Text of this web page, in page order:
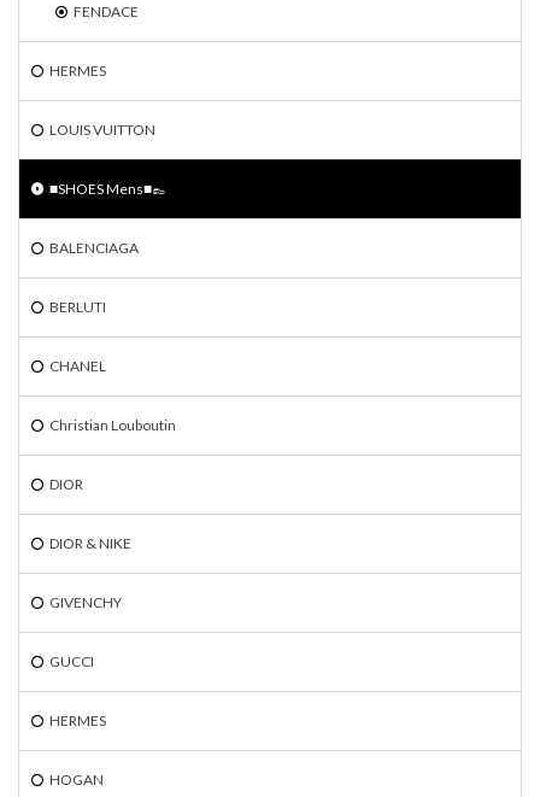
FENDACE
HERMES
LOUIS VUITTON
■SHOES Mens■👞
BALENCIAGA
BERLUTI
CHANEL
Christian Louboutin
DIOR
DIOR & NIKE
GIVENCHY
GUCCI
HERMES
HOGAN